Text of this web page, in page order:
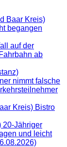
Baar Kreis)
begangen
auf der
ab
nimmt falsche
Kreis) Bistro
20-Jähriger
und leicht